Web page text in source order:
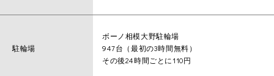
駐輪場
ボーノ相模大野駐輪場
947台（最初の3時間無料）
その後24時間ごとに110円